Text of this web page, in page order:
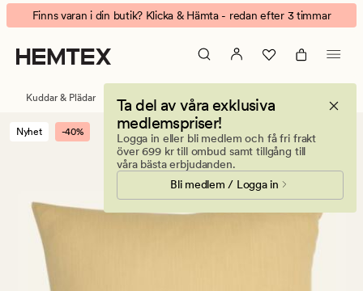
Siri
kuddfodral
gul
Animerad
banner.
Klicka
på
att
Finns varan i din butik? Klicka & Hämta - redan efter 3 timmar
Ta del av våra exklusiva
medlemspriser!
Logga in eller bli medlem och få fri frakt
över 699 kr till ombud samt tillgång till
våra bästa erbjudanden.
Bli medlem / Logga in
Kuddar & Plädar Prydnadskuddar Kuddfodral
Nyhet -40%